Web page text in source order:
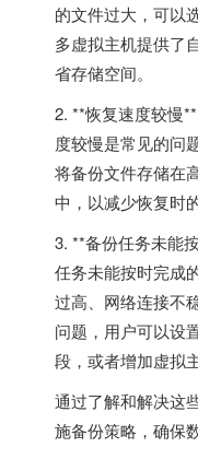
的文件过大，可以
多虚拟主机提供了
省存储空间。
2. **恢复速度较慢
度较慢是常见的问
将备份文件存储在
中，以减少恢复时
3. **备份任务未能
任务未能按时完成
过高、网络连接不
问题，用户可以设
段，或者增加虚拟
通过了解和解决这
施备份策略，确保